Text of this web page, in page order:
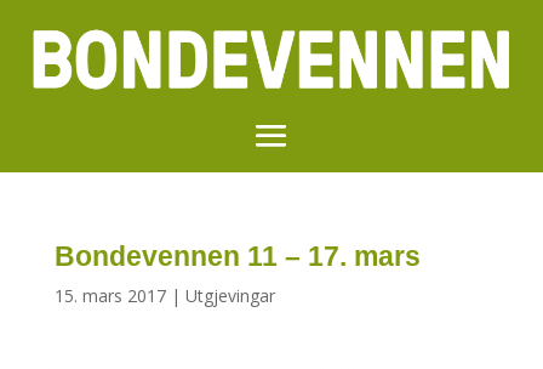
Bondevennen 11 – 17. mars
15. mars 2017| Utgjevingar